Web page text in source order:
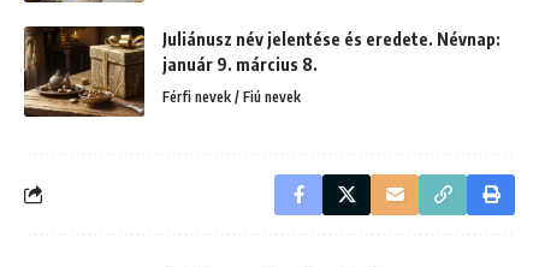
Juliánusz név jelentése és eredete. Névnap:
január 9. március 8.
Férfi nevek / Fiú nevek